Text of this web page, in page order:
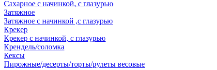
Сахарное с начинкой, с глазурью
Затяжное
Затяжное с начинкой ,с глазурью
Крекер
Крекер с начинкой, с глазурью
Крендель/соломка
Кексы
Пирожные/десерты/торты/рулеты весовые